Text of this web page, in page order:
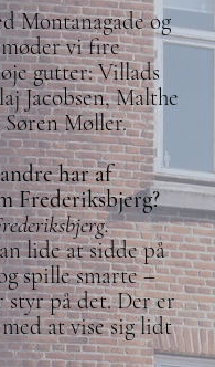
Montanagade og
møder vi fire
gutter: Villads
Jacobsen, Malthe
Søren Møller.
har af
Frederiksbjerg?​
lide at sidde på
spille smarte –
styr på det. Der er
at vise sig lidt